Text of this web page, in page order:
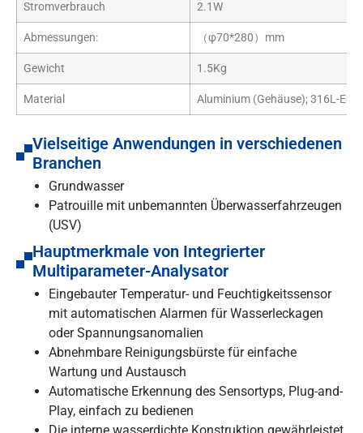
Stromverbrauch 2.1W
Abmessungen: （φ70*280）mm
Gewicht 1.5Kg
Material Aluminium (Gehäuse); 316L-
Vielseitige Anwendungen in verschiedenen
Branchen
Grundwasser
Patrouille mit unbemannten Überwasserfahrzeugen
(USV)
Hauptmerkmale von Integrierter
Multiparameter-Analysator
Eingebauter Temperatur- und Feuchtigkeitssensor
mit automatischen Alarmen für Wasserleckagen
oder Spannungsanomalien
Abnehmbare Reinigungsbürste für einfache
Wartung und Austausch
Automatische Erkennung des Sensortyps, Plug-and-
Play, einfach zu bedienen